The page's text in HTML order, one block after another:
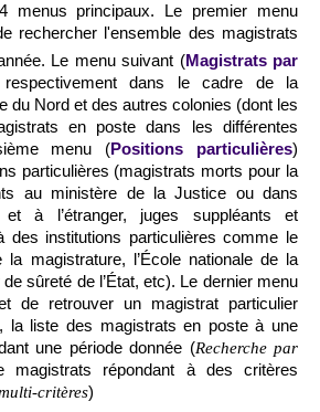
menus principaux. Le premier menu
rechercher l'ensemble des magistrats
Le menu suivant (Magistrats par
dans le cadre de la
du Nord et des autres colonies (dont les
en poste dans les différentes
menu (Positions particulières)
particulières (magistrats morts pour la
au ministère de la Justice ou dans
et à l’étranger, juges suppléants et
des institutions particulières comme le
la magistrature, l’École nationale de la
sûreté de l’État, etc). Le dernier menu
de retrouver un magistrat particulier
la liste des magistrats en poste à une
une période donnée (Recherche par
répondant à des critères
critères)